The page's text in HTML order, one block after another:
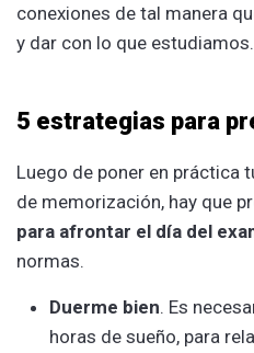
conexiones de tal manera
y dar con lo que estudiamos.
5 estrategias para
Luego de poner en práctica
de memorización, hay que
para afrontar el día del
normas.
Duerme bien. Es
horas de sueño, para